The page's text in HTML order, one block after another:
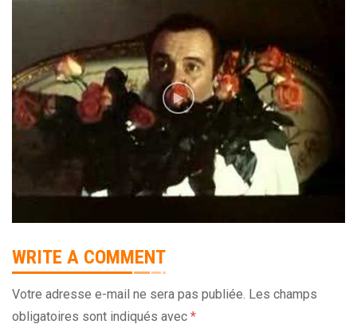
WRITE A COMMENT
Votre adresse e-mail ne sera pas publiée. Les champs
obligatoires sont indiqués avec *